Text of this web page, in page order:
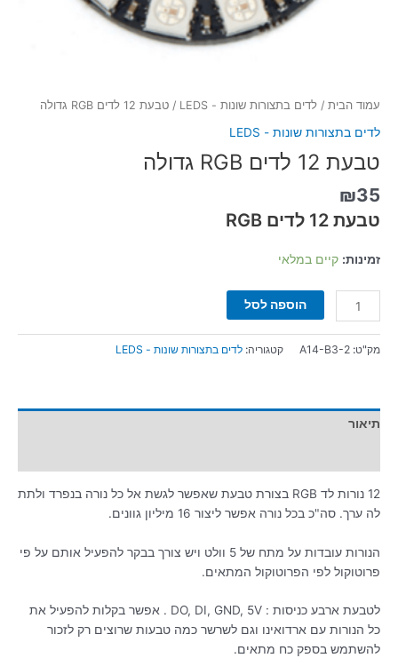
עמוד הבית / לדים בתצורות שונות - LEDS / טבעת 12 לדים RGB גדולה
לדים בתצורות שונות - LEDS
טבעת 12 לדים RGB גדולה
₪35
טבעת 12 לדים RGB
זמינות: קיים במלאי
הוספה לסל
מק"ט: A14-B3-2 קטגוריה: לדים בתצורות שונות - LEDS
תיאור
12 נורות לד RGB בצורת טבעת שאפשר לגשת אל כל נורה בנפרד ולתת
לה ערך. סה"כ בכל נורה אפשר ליצור 16 מיליון גוונים.
הנורות עובדות על מתח של 5 וולט ויש צורך בבקר להפעיל אותם על פי
פרוטוקול לפי הפרוטוקול המתאים.
לטבעת ארבע כניסות : DO, DI, GND, 5V . אפשר בקלות להפעיל את
כל הנורות עם ארדואינו וגם לשרשר כמה טבעות שרוצים רק לזכור
להשתמש בספק כח מתאים.